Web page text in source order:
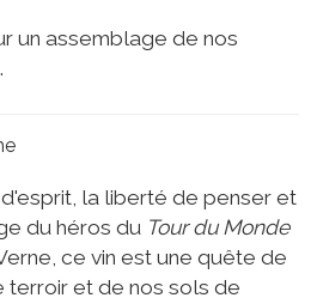
un assemblage de nos
la liberté de penser et
du héros du Tour du Monde
ce vin est une quête de
terroir et de nos sols de